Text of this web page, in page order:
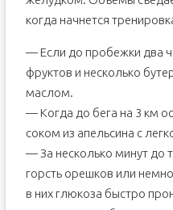
когда начнется
— Если до пробежки два
фруктов и несколько
маслом.
— Когда до бега на 3 км
соком из апельсина с
— За несколько минут до
горсть орешков или
в них глюкоза быстро